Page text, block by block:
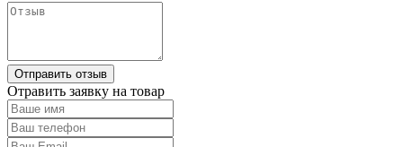
Отправить отзыв
Отравить заявку на товар